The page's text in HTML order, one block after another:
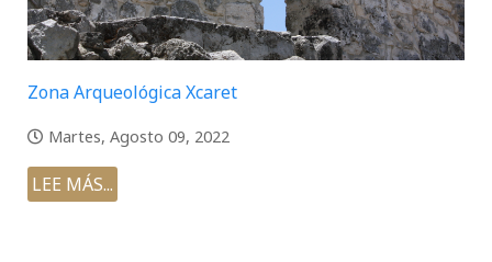
Zona Arqueológica Xcaret
Martes, Agosto 09, 2022
LEE MÁS...